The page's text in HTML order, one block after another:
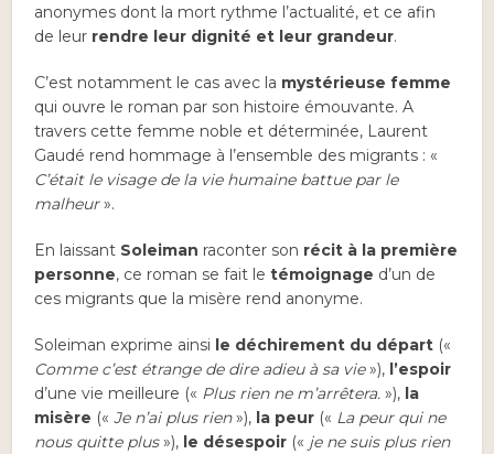
anonymes dont la mort rythme l’actualité, et ce afin
de leur rendre leur dignité et leur grandeur.
C’est notamment le cas avec la mystérieuse femme
qui ouvre le roman par son histoire émouvante. A
travers cette femme noble et déterminée, Laurent
Gaudé rend hommage à l’ensemble des migrants : «
C’était le visage de la vie humaine battue par le
malheur».
En laissant Soleiman raconter son récit à la première
personne, ce roman se fait letémoignage d’un de
ces migrants que la misère rend anonyme.
Soleiman exprime ainsi le déchirement du départ («
Comme c’est étrange de dire adieu à sa vie»), l’espoir
d’une vie meilleure (« Plus rien ne m’arrêtera. »), la
misère (« Je n’ai plus rien»), la peur (« La peur qui ne
nous quitte plus»), le désespoir (« je ne suis plus rien